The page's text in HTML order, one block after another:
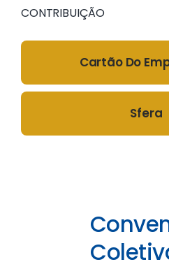
CONTRIBUIÇÃO
Cartão Do
Sfera